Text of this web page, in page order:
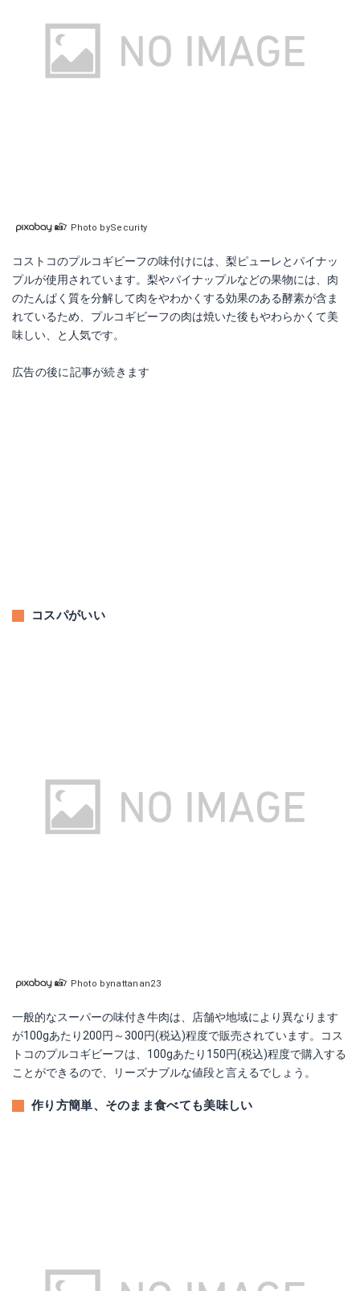
Photo bySecurity
コストコのプルコギビーフの味付けには、梨ピューレとパイナッ
プルが使用されています。梨やパイナップルなどの果物には、肉
のたんぱく質を分解して肉をやわかくする効果のある酵素が含ま
れているため、プルコギビーフの肉は焼いた後もやわらかくて美
味しい、と人気です。
広告の後に記事が続きます
コスパがいい
Photo bynattanan23
一般的なスーパーの味付き牛肉は、店舗や地域により異なります
が100gあたり200円～300円(税込)程度で販売されています。コス
トコのプルコギビーフは、100gあたり150円(税込)程度で購入する
ことができるので、リーズナブルな値段と言えるでしょう。
作り方簡単、そのまま食べても美味しい